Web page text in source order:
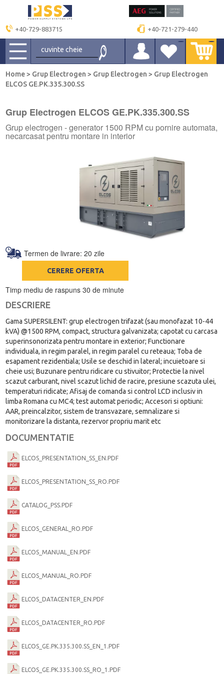
+40-729-883715 +40-721-279-440
Home> Grup Electrogen > Grup Electrogen > Grup Electrogen
ELCOS GE.PK.335.300.SS
Grup Electrogen ELCOS GE.PK.335.300.SS
Grup electrogen - generator 1500 RPM cu pornire automata,
necarcasat pentru montare in interior
Termen de livrare: 20 zile
CERERE OFERTA
Timp mediu de raspuns 30 de minute
DESCRIERE
Gama SUPERSILENT: grup electrogen trifazat (sau monofazat 10-44
kVA) @1500 RPM, compact, structura galvanizata; capotat cu carcasa
superinsonorizata pentru montare in exterior; Functionare
individuala, in regim paralel, in regim paralel cu reteaua; Toba de
esapament rezidentiala; Usile se deschid in lateral; incuietoare si
cheie usi; Buzunare pentru ridicare cu stivuitor; Protectie la nivel
scazut carburant, nivel scazut lichid de racire, presiune scazuta ulei,
temperaturi ridicate; Afisaj de comanda si control LCD inclusiv in
limba Romana cu MC4; test automat periodic; Accesori si optiuni:
AAR, preincalzitor, sistem de transvazare, semnalizare si
monitorizare la distanta, rezervor propriu marit etc
DOCUMENTATIE
ELCOS_PRESENTATION_SS_EN.PDF
ELCOS_PRESENTATION_SS_RO.PDF
CATALOG_PSS.PDF
ELCOS_GENERAL_RO.PDF
ELCOS_MANUAL_EN.PDF
ELCOS_MANUAL_RO.PDF
ELCOS_DATACENTER_EN.PDF
ELCOS_DATACENTER_RO.PDF
ELCOS_GE.PK.335.300.SS_EN_1.PDF
ELCOS_GE.PK.335.300.SS_RO_1.PDF